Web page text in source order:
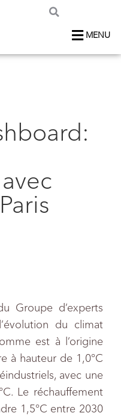
MENU
Groupe d’experts
du climat
est à l’origine
à hauteur de 1,0°C
avec une
Le réchauffement
1,5°C entre 2030